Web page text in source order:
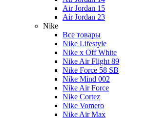
Air Jordan 15
Air Jordan 23
Nike
Все товары
Nike Lifestyle
Nike x Off White
Nike Air Flight 89
Nike Force 58 SB
Nike Mind 002
Nike Air Force
Nike Cortez
Nike Vomero
Nike Air Max